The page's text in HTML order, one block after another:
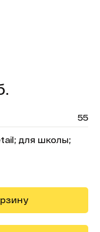
55
для школы;